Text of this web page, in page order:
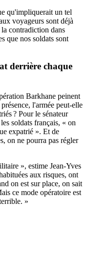
qu'impliquerait un tel
voyageurs sont déjà
contradiction dans
que nos soldats sont
derrière chaque
Barkhane peinent
l'armée peut-elle
? Pour le sénateur
soldats français, « on
expatrié ». Et de
on ne pourra pas régler
», estime Jean-Yves
aux risques, ont
on est sur place, on sait
ce mode opératoire est
»